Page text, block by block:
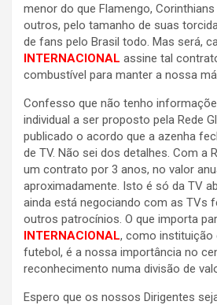
menor do que Flamengo,
outros, pelo tamanho de suas
de fans pelo Brasil todo. Mas será,
INTERNACIONAL assine tal
combustível para manter a nossa
Confesso que não tenho
individual a ser proposto pela Rede
publicado o acordo que a azenha
de TV. Não sei dos detalhes. Com a
um contrato por 3 anos, no valor
aproximadamente. Isto é só da TV
ainda está negociando com as TVs
outros patrocínios. O que importa
INTERNACIONAL, como instituição
futebol, é a nossa importância no
reconhecimento numa divisão de
Espero que os nossos Dirigentes